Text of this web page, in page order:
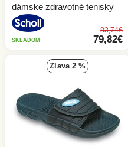
dámske zdravotné tenisky
83,74€
79,82€
SKLADOM
zľava 2 %